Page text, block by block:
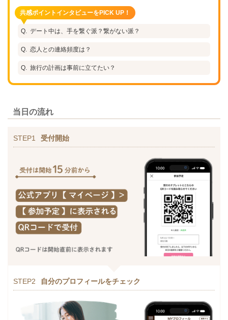
共感ポイントインタビューをPICK UP！
デート中は、手を繋ぐ派？繋がない派？
恋人との連絡頻度は？
旅行の計画は事前に立てたい？
当日の流れ
STEP1 受付開始
STEP2 自分のプロフィールをチェック